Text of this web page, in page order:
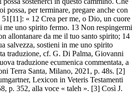
possa, per terminare, pregare anche con
« 12 Crea per me, o Dio, un cuore
me uno spirito fermo. 13 Non respingermi
allontanare da me il tuo santo spirito; 14
salvezza, sostieni in me uno spirito
traduzione, cf. G. Di Palma, Giovanni
traduzione ecumenica commentata, a
Terra Santa, Milano, 2021, p. 48s. [2]
Lexicon in Veteris Testamenti
p. 352, alla voce « taleh ». [3] Così J.